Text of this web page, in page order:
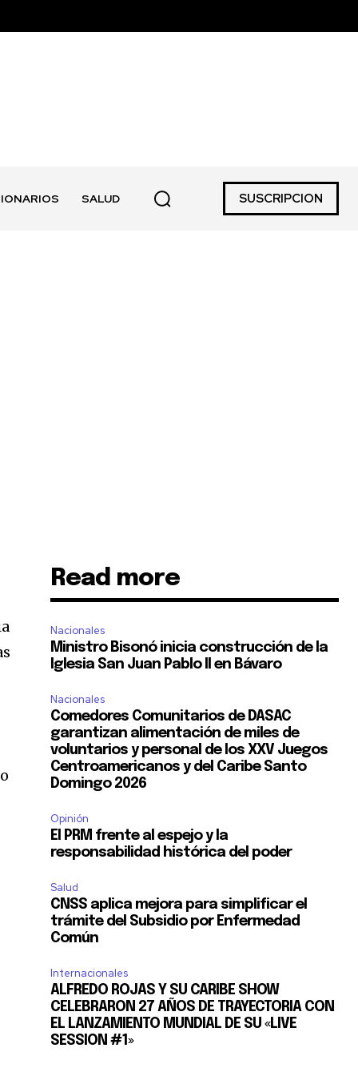
SALUD SUSCRIPCION
Read more
Nacionales
Ministro Bisonó inicia construcción de la
Iglesia San Juan Pablo II en Bávaro
Nacionales
Comedores Comunitarios de DASAC
garantizan alimentación de miles de
voluntarios y personal de los XXV Juegos
Centroamericanos y del Caribe Santo
Domingo 2026
Opinión
El PRM frente al espejo y la
responsabilidad histórica del poder
Salud
CNSS aplica mejora para simplificar el
trámite del Subsidio por Enfermedad
Común
Internacionales
ALFREDO ROJAS Y SU CARIBE SHOW
CELEBRARON 27 AÑOS DE TRAYECTORIA CON
EL LANZAMIENTO MUNDIAL DE SU «LIVE
SESSION #1»